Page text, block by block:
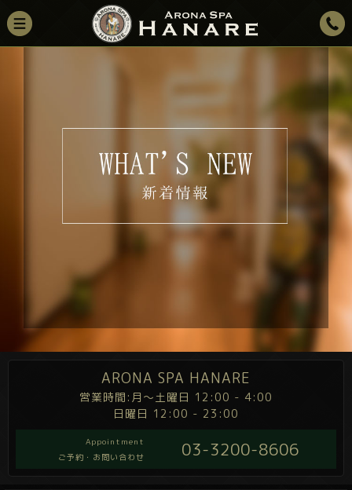
ARONA SPA HANARE
営業時間:月～土曜日 12:00 - 4:00
日曜日 12:00 - 23:00
Appointment
ご予約・お問い合わせ
03-3200-8606